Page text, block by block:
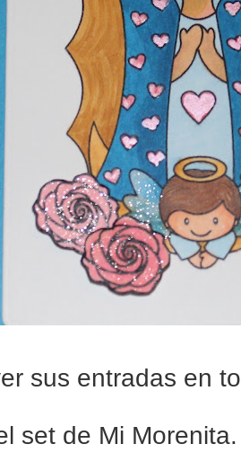
sus entradas en
set de Mi Morenita.